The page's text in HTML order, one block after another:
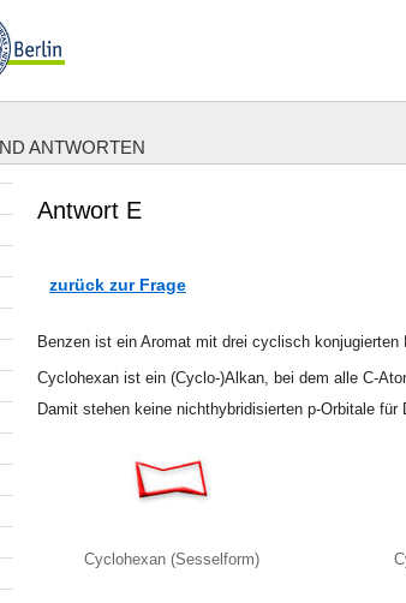
ANTWORTEN
Antwort E
zurück zur Frage
Benzen ist ein Aromat mit drei cyclisch konjugierten
Cyclohexan ist ein (Cyclo-)Alkan, bei dem alle C-
Damit stehen keine nichthybridisierten p-Orbitale für
Cyclohexan (Sesselform)